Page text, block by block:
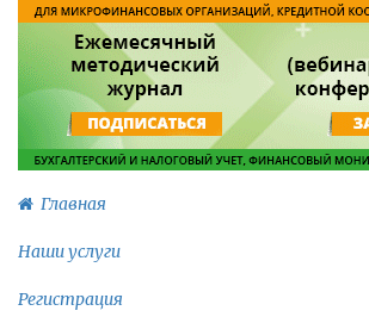
Главная
Наши услуги
Регистрация